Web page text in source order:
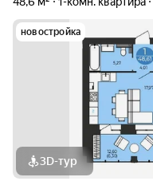
новостройка
3D-тур